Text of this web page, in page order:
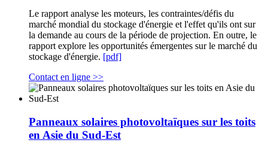
Le rapport analyse les moteurs, les contraintes/défis du
marché mondial du stockage d'énergie et l'effet qu'ils ont sur
la demande au cours de la période de projection. En outre, le
rapport explore les opportunités émergentes sur le marché du
stockage d'énergie. [pdf]
Contact en ligne >>
Panneaux solaires photovoltaïques sur les toits
en Asie du Sud-Est